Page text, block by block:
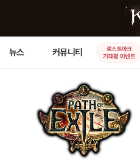
뉴스 커뮤니티
로스트아크
기대평 이벤트